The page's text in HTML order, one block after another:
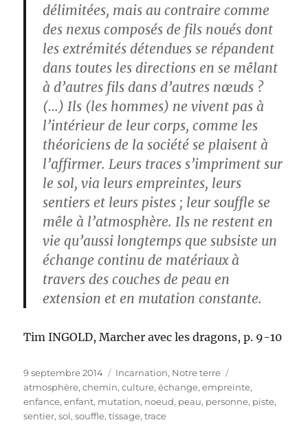
délimitées, mais au contraire comme
des nexus composés de fils noués dont
les extrémités détendues se répandent
dans toutes les directions en se mêlant
à d’autres fils dans d’autres nœuds ?
(…) Ils (les hommes) ne vivent pas à
l’intérieur de leur corps, comme les
théoriciens de la société se plaisent à
l’affirmer. Leurs traces s’impriment sur
le sol, via leurs empreintes, leurs
sentiers et leurs pistes ; leur souffle se
mêle à l’atmosphère. Ils ne restent en
vie qu’aussi longtemps que subsiste un
échange continu de matériaux à
travers des couches de peau en
extension et en mutation constante.
Tim INGOLD, Marcher avec les dragons, p. 9-10
Publié
le
9 septembre 2014 Catégories
Incarnation, Notre terre
atmosphère,chemin,culture,échange,empreinte,
enfance,enfant, mutation, noeud, peau, personne, piste,
sentier,sol,souffle,tissage,trace